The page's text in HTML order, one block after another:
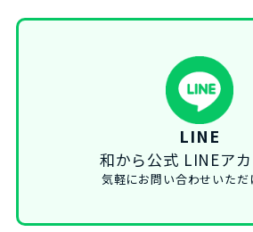
LINE
和から公式 LINEア
気軽にお問い合わせいただ